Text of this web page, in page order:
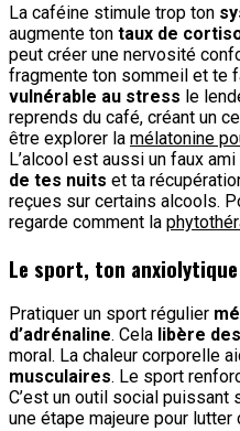
La caféine stimule trop ton
augmente ton taux de
peut créer une nervosité
fragmente ton sommeil et te
vulnérable au stress le
reprends du café, créant un
être explorer la mélatonine
L’alcool est aussi un faux
de tes nuits et ta
reçues sur certains alcools.
regarde comment la
Le sport, ton
Pratiquer un sport régulier
d’adrénaline. Cela libère
moral. La chaleur corporelle
musculaires. Le sport
C’est un outil social puissant
une étape majeure pour lutter